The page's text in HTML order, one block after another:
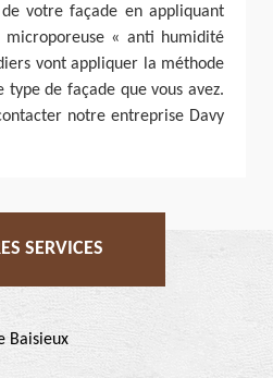
votre façade en appliquant
« anti humidité
vont appliquer la méthode
type de façade que vous avez.
notre entreprise Davy
SERVICES
Baisieux